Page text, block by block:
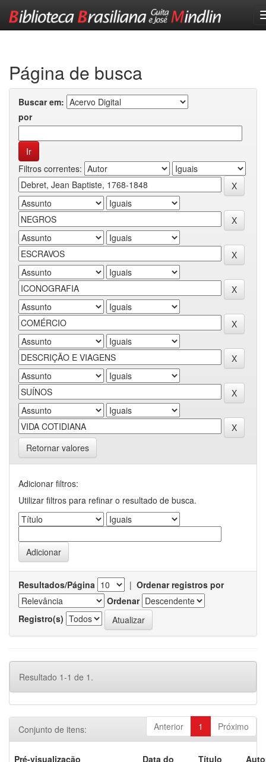
Página de busca
Buscar em:
por
Filtros correntes:
Retornar valores
Adicionar filtros:
Utilizar filtros para refinar o resultado de busca.
Resultados/Página | Ordenar registros por
Ordenar
Registro(s)
Resultado 1-1 de 1.
Anterior 1 Próximo
Conjunto de itens:
Pré-visualização
Data do
Título